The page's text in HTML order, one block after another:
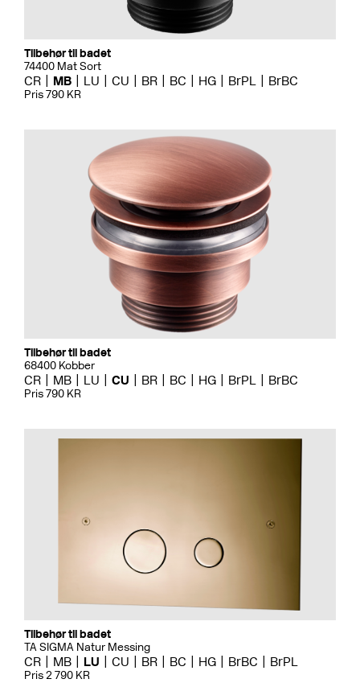
Tilbehør til badet
74400 Mat Sort
CR MB LU CU BR BC HG BrPL BrBC
Pris 790 KR
Tilbehør til badet
68400 Kobber
CR MB LU CU BR BC HG BrPL BrBC
Pris 790 KR
Tilbehør til badet
TA SIGMA Natur Messing
CR MB LU CU BR BC HG BrBC BrPL
Pris 2 790 KR